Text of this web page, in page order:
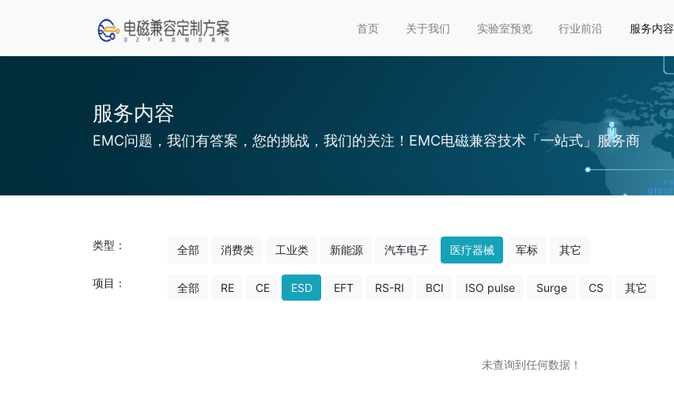
首页 关于我们 实验室预览 行业前沿 服务内容
服务内容
EMC问题，我们有答案，您的挑战，我们的关注！EMC电磁兼容技术「一站式」服务商
类型： 全部 消费类 工业类 新能源 汽车电子 医疗器械 军标 其它
项目： 全部 RE CE ESD EFT RS-RI BCI ISO pulse Surge CS 其它
未查询到任何数据！